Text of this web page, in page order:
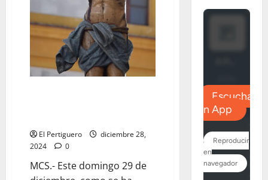
puedes
perder
El Pertiguero
diciembre 28,
2024
0
MCS.- Este domingo 29 de